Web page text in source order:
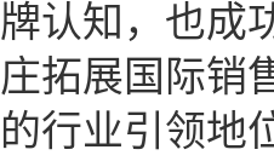
牌认知，也成
庄拓展国际销
的行业引领地